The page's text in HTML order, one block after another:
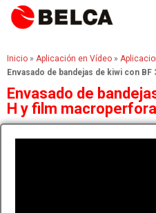
Inicio » Aplicación en Vídeo »
Envasado de bandejas de kiwi con
Envasado de
H y film